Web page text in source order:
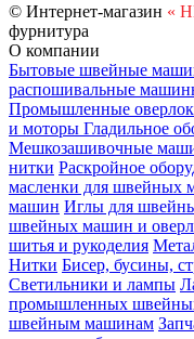
© Интернет-магазин «
фурнитура
О компании
Бытовые швейные
распошивальные
Промышленные
и моторы Гладильное
Мешкозашивочные
нитки Раскройное
масленки для швейных
машин Иглы для
швейных машин и
шитья и рукоделия
Нитки Бисер, бусины,
Светильники и лампы
промышленных
швейным машинам